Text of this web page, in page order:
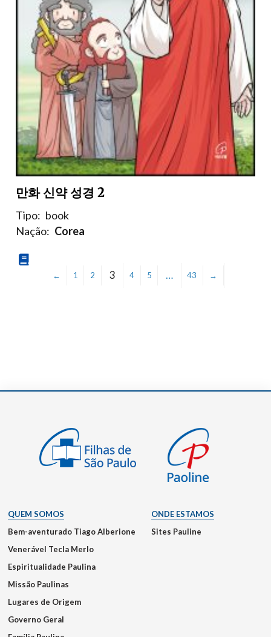
만화 신약 성경 2
Tipo: book
Nação: Corea
← 1 2 3 4 5 … 43 →
QUEM SOMOS
Bem-aventurado Tiago Alberione
Venerável Tecla Merlo
Espiritualidade Paulina
Missão Paulinas
Lugares de Origem
Governo Geral
ONDE ESTAMOS
Sites Pauline